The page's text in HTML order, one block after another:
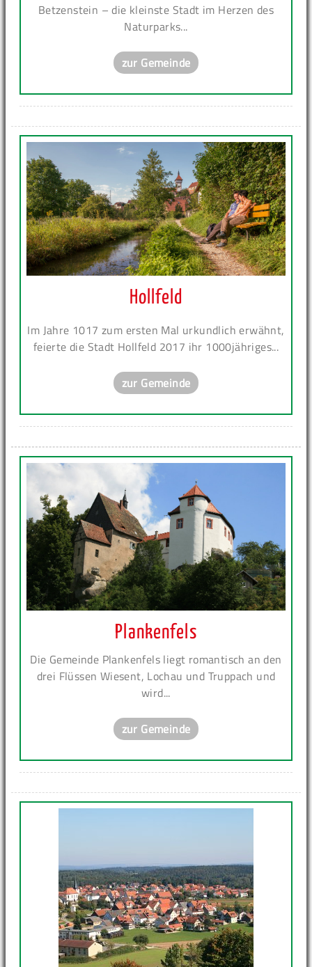
Betzenstein – die kleinste Stadt im Herzen des
Naturparks...
zur Gemeinde
Hollfeld
Im Jahre 1017 zum ersten Mal urkundlich erwähnt,
feierte die Stadt Hollfeld 2017 ihr 1000jähriges...
zur Gemeinde
Plankenfels
Die Gemeinde Plankenfels liegt romantisch an den
drei Flüssen Wiesent, Lochau und Truppach und
wird...
zur Gemeinde